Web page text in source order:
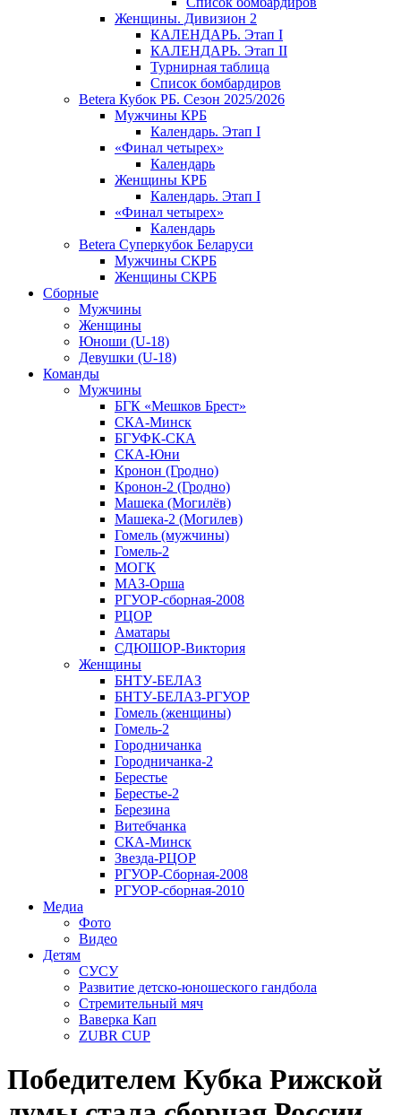
Женщины. Дивизион 2
КАЛЕНДАРЬ. Этап I
КАЛЕНДАРЬ. Этап II
Турнирная таблица
Список бомбардиров
Betera Кубок РБ. Сезон 2025/2026
Мужчины КРБ
Календарь. Этап I
«Финал четырех»
Календарь
Женщины КРБ
Календарь. Этап I
«Финал четырех»
Календарь
Betera Суперкубок Беларуси
Мужчины СКРБ
Женщины СКРБ
Сборные
Мужчины
Женщины
Юноши (U-18)
Девушки (U-18)
Команды
Мужчины
БГК «Мешков Брест»
СКА-Минск
БГУФК-СКА
СКА-Юни
Кронон (Гродно)
Кронон-2 (Гродно)
Машека (Могилёв)
Машека-2 (Могилев)
Гомель (мужчины)
Гомель-2
МОГК
МАЗ-Орша
РГУОР-сборная-2008
РЦОР
Аматары
СДЮШОР-Виктория
Женщины
БНТУ-БЕЛАЗ
БНТУ-БЕЛАЗ-РГУОР
Гомель (женщины)
Гомель-2
Городничанка
Городничанка-2
Берестье
Берестье-2
Березина
Витебчанка
СКА-Минск
Звезда-РЦОР
РГУОР-Сборная-2008
РГУОР-сборная-2010
Медиа
Фото
Видео
Детям
СУСУ
Развитие детско-юношеского гандбола
Стремительный мяч
Ваверка Кап
ZUBR CUP
Победителем Кубка Рижской